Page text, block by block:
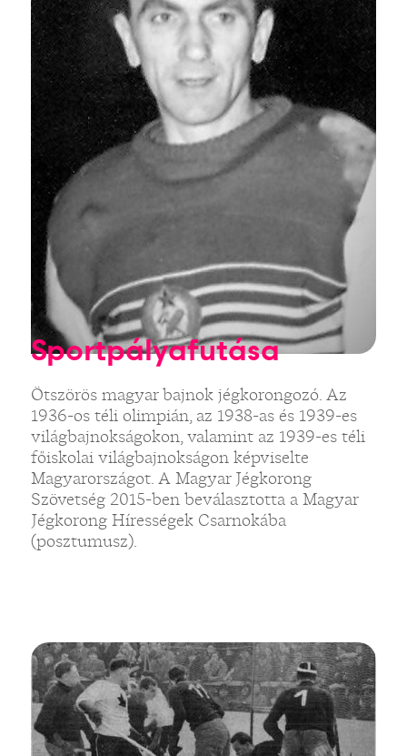
Sportpályafutása
Ötszörös magyar bajnok jégkorongozó. Az
1936-os téli olimpián, az 1938-as és 1939-es
világbajnokságokon, valamint az 1939-es téli
főiskolai világbajnokságon képviselte
Magyarországot. A Magyar Jégkorong
Szövetség 2015-ben beválasztotta a Magyar
Jégkorong Hírességek Csarnokába
(posztumusz).